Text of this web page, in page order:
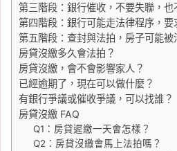
第三階段：銀行催收，不要失聯，
第四階段：銀行可能走法律程序，要
第五階段：查封與法拍，房子可能被
房貸沒繳多久會法拍？
房貸沒繳，會不會影響家人？
已經逾期了，現在可以做什麼？
有銀行爭議或催收爭議，可以找誰？
房貸沒繳 FAQ
Q1：房貸遲繳一天會怎樣？
Q2：房貸沒繳會馬上法拍嗎？